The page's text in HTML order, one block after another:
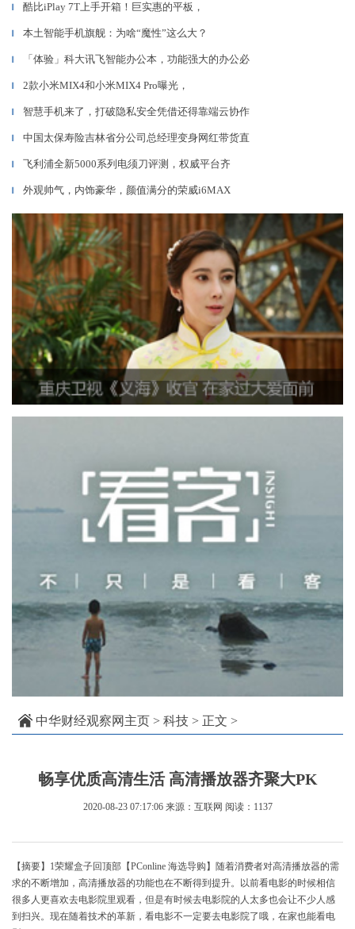
▎ 酷比iPlay 7T上手开箱！巨实惠的平板，
▎ 本土智能手机旗舰：为啥“魔性”这么大？
▎ 「体验」科大讯飞智能办公本，功能强大的办公必
▎ 2款小米MIX4和小米MIX4 Pro曝光，
▎ 智慧手机来了，打破隐私安全凭借还得靠端云协作
▎ 中国太保寿险吉林省分公司总经理变身网红带货直
▎ 飞利浦全新5000系列电须刀评测，权威平台齐
▎ 外观帅气，内饰豪华，颜值满分的荣威i6MAX
中华财经观察网主页 > 科技 > 正文 >
畅享优质高清生活 高清播放器齐聚大PK
2020-08-23 07:17:06 来源：互联网 阅读：1137
【摘要】1荣耀盒子回顶部【PConline 海选导购】随着消费者对高清播放器的需
求的不断增加，高清播放器的功能也在不断得到提升。以前看电影的时候相信
很多人更喜欢去电影院里观看，但是有时候去电影院的人太多也会让不少人感
到扫兴。现在随着技术的革新，看电影不一定要去电影院了哦，在家也能看电